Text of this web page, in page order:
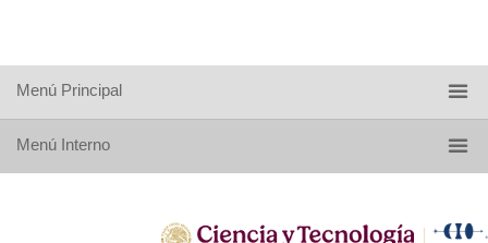
Menú Principal
Menú Interno